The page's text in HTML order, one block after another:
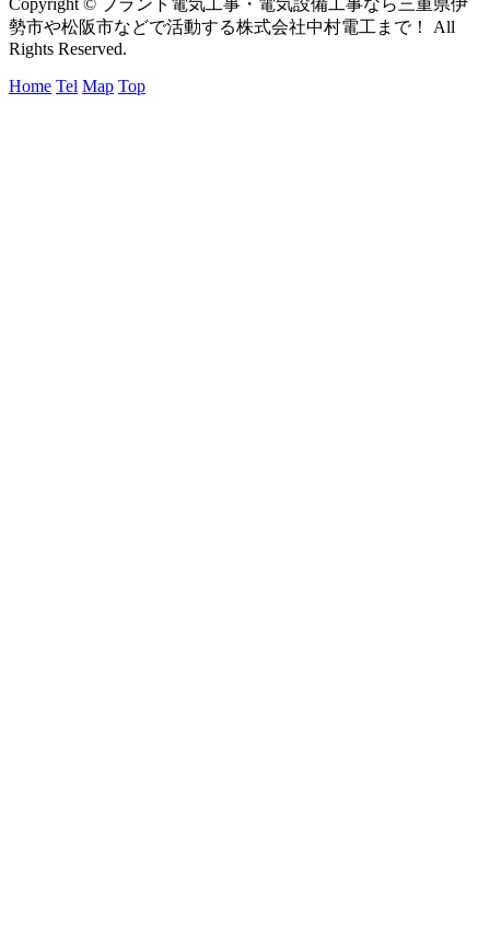
勢市や松阪市などで活動する株式会社中村電工まで！ All
Rights Reserved.
Home Tel Map Top